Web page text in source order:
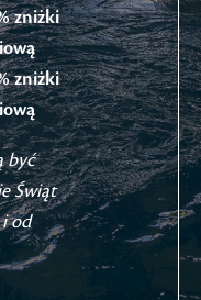
zniżki
zniżki
być
Świąt
od